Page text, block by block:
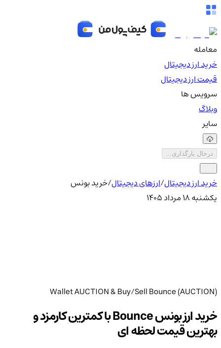
معامله
خرید ارز دیجیتال
قیمت ارز دیجیتال
سرویس ها
وبلاگ
سایر
درحال بارگذاری...
خرید ارز دیجیتال/ارزهای دیجیتال/خرید بونس
یکشنبه ۱۸ مرداد ۱۴۰۵
Wallet AUCTION & Buy/Sell Bounce (AUCTION)
خرید ارز بونس Bounce با کمترین کارمزد و
بهترین قیمت لحظه ای